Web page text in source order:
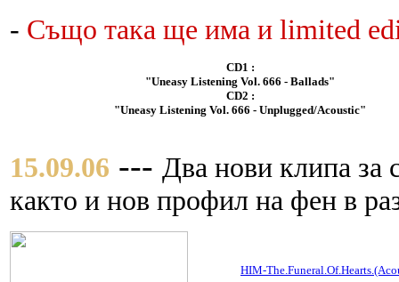
- Също така ще има и limited
CD1 :
"Uneasy Listening Vol. 666 - Ballads"
CD2 :
"Uneasy Listening Vol. 666 - Unplugged/Acoustic"
15.09.06 --- Два нови клипа за
както и нов профил на фен в
HIM-